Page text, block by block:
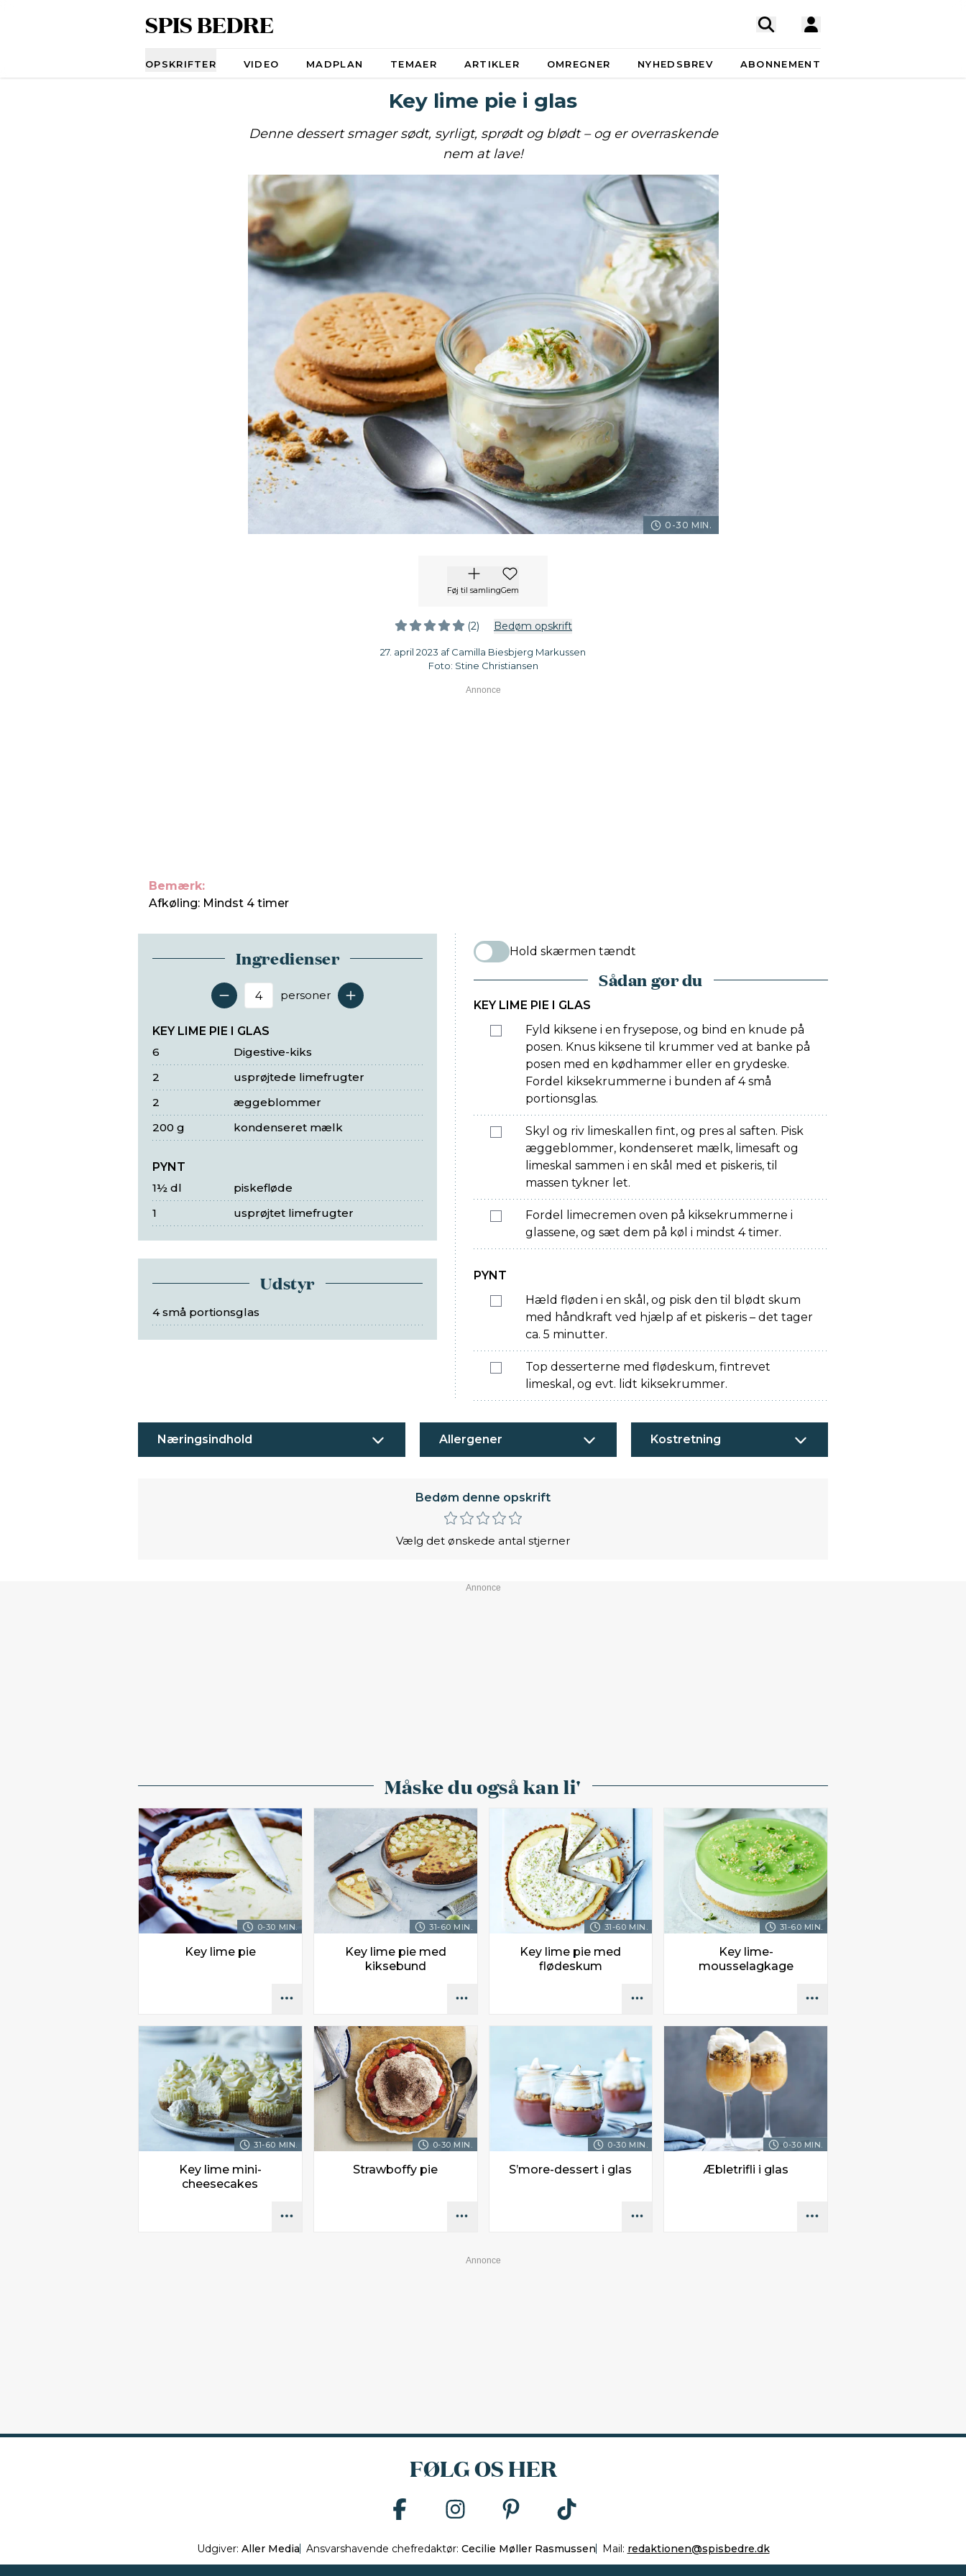
SPIS BEDRE
OPSKRIFTER VIDEO MADPLAN TEMAER ARTIKLER OMREGNER NYHEDSBREV ABONNEMENT
Key lime pie i glas
Denne dessert smager sødt, syrligt, sprødt og blødt – og er overraskende
nem at lave!
0-30 MIN.
Føj til samlingGem
(2) Bedøm opskrift
27. april 2023 af Camilla Biesbjerg Markussen
Foto: Stine Christiansen
Bemærk:
Afkøling: Mindst 4 timer
Ingredienser
Antal serveringer
personer
KEY LIME PIE I GLAS
Digestive-kiks
6
usprøjtede limefrugter
2
æggeblommer
2
kondenseret mælk
200 g
PYNT
piskefløde
1½ dl
usprøjtet limefrugter
1
Udstyr
4 små portionsglas
Hold skærmen tændt
Sådan gør du
KEY LIME PIE I GLAS
Fyld kiksene i en frysepose, og bind en knude på
posen. Knus kiksene til krummer ved at banke på
posen med en kødhammer eller en grydeske.
Fordel kiksekrummerne i bunden af 4 små
portionsglas.
Skyl og riv limeskallen fint, og pres al saften. Pisk
æggeblommer, kondenseret mælk, limesaft og
limeskal sammen i en skål med et piskeris, til
massen tykner let.
Fordel limecremen oven på kiksekrummerne i
glassene, og sæt dem på køl i mindst 4 timer.
PYNT
Hæld fløden i en skål, og pisk den til blødt skum
med håndkraft ved hjælp af et piskeris – det tager
ca. 5 minutter.
Top desserterne med flødeskum, fintrevet
limeskal, og evt. lidt kiksekrummer.
Næringsindhold Allergener Kostretning
Bedøm denne opskrift
Vælg det ønskede antal stjerner
Måske du også kan li'
0-30 MIN.
Key lime pie
31-60 MIN.
Key lime pie med
kiksebund
31-60 MIN.
Key lime pie med
flødeskum
31-60 MIN.
Key lime-
mousselagkage
31-60 MIN.
Key lime mini-
cheesecakes
0-30 MIN.
Strawboffy pie
0-30 MIN.
S’more-dessert i glas
0-30 MIN.
Æbletrifli i glas
FØLG OS HER
Udgiver: Aller Media Ansvarshavende chefredaktør: Cecilie Møller Rasmussen Mail: redaktionen@spisbedre.dk